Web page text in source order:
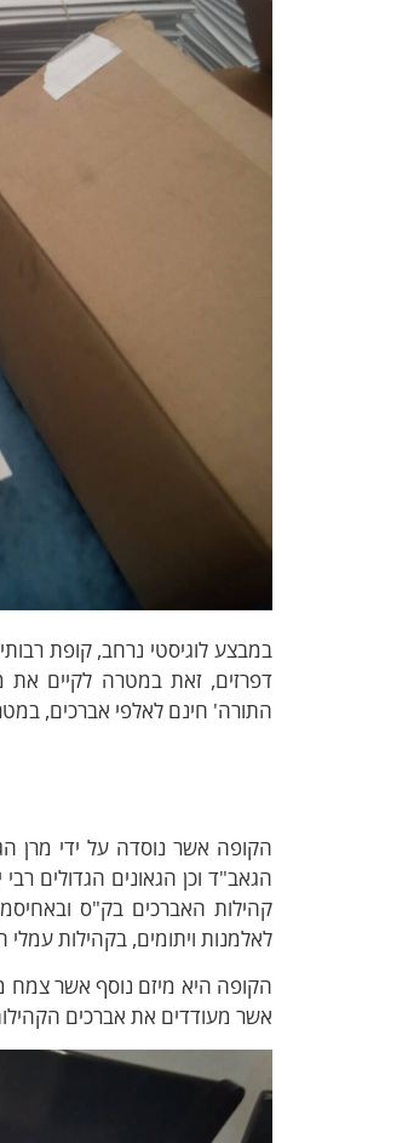
במבצע לוגיסטי נרחב, קופת
דפרזים, זאת במטרה לקיים את
התורה' חינם לאלפי אברכים,
הקופה אשר נוסדה על ידי מרן
הגאב"ד וכן הגאונים הגדולים
קהילות האברכים בק"ס
לאלמנות ויתומים, בקהילות עמלי
הקופה היא מיזם נוסף אשר צמח
אשר מעודדים את אברכים